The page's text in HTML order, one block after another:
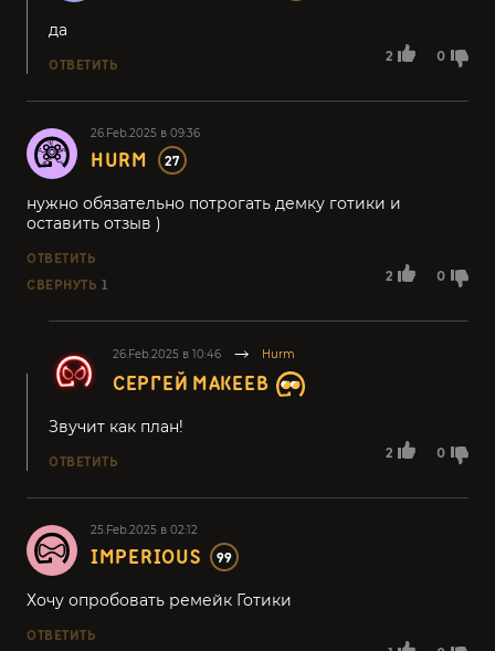
2 0
да
ОТВЕТИТЬ
26.Feb.2025 в 09:36
HURM 27
2 0
нужно обязательно потрогать демку готики и
оставить отзыв )
ОТВЕТИТЬ
СВЕРНУТЬ 1
26.Feb.2025 в 10:46 Hurm
СЕРГЕЙ МАКЕЕВ
2 0
Звучит как план!
ОТВЕТИТЬ
25.Feb.2025 в 02:12
IMPERIOUS 99
Хочу опробовать ремейк Готики
ОТВЕТИТЬ